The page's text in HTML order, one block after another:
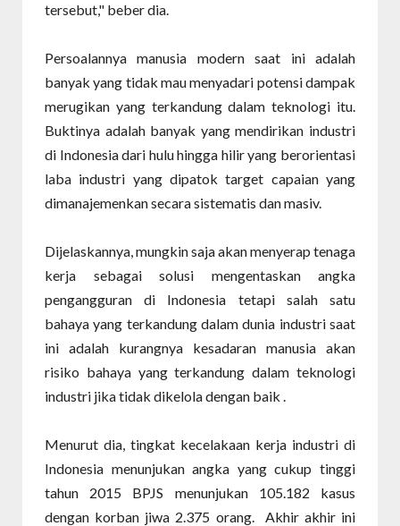
tersebut," beber dia.
Persoalannya manusia modern saat ini adalah
banyak yang tidak mau menyadari potensi dampak
merugikan yang terkandung dalam teknologi itu.
Buktinya adalah banyak yang mendirikan industri
di Indonesia dari hulu hingga hilir yang berorientasi
laba industri yang dipatok target capaian yang
dimanajemenkan secara sistematis dan masiv.
Dijelaskannya, mungkin saja akan menyerap tenaga
kerja sebagai solusi mengentaskan angka
pengangguran di Indonesia tetapi salah satu
bahaya yang terkandung dalam dunia industri saat
ini adalah kurangnya kesadaran manusia akan
risiko bahaya yang terkandung dalam teknologi
industri jika tidak dikelola dengan baik .
Menurut dia, tingkat kecelakaan kerja industri di
Indonesia menunjukan angka yang cukup tinggi
tahun 2015 BPJS menunjukan 105.182 kasus
dengan korban jiwa 2.375 orang. Akhir akhir ini